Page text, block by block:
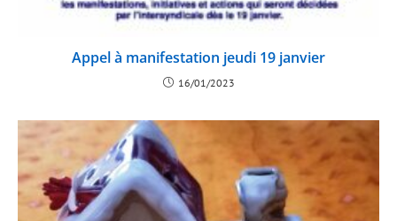
Appel à manifestation jeudi 19 janvier
16/01/2023